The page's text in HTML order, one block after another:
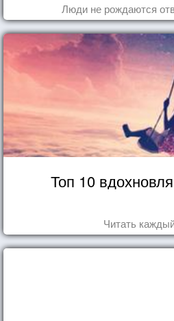
Люди не рождаются
Топ 10
Читать